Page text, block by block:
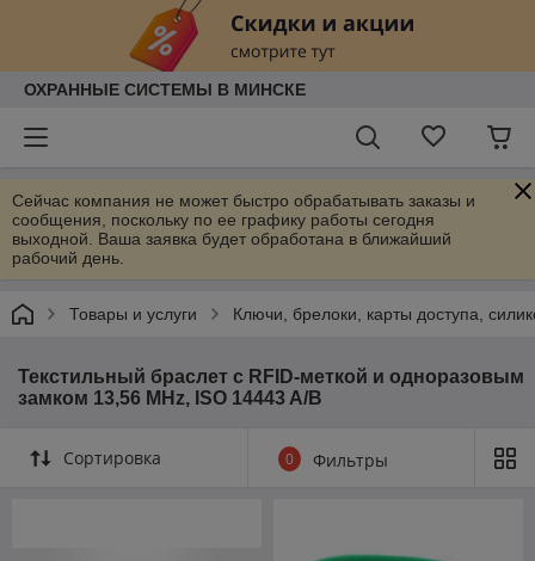
ОХРАННЫЕ СИСТЕМЫ В МИНСКЕ
Сейчас компания не может быстро обрабатывать заказы и
сообщения, поскольку по ее графику работы сегодня
выходной. Ваша заявка будет обработана в ближайший
рабочий день.
Товары и услуги Ключи, брелоки, карты доступа,
Текстильный браслет c RFID-меткой и одноразовым
замком 13,56 MHz, ISO 14443 A/B
Сортировка 0 Фильтры